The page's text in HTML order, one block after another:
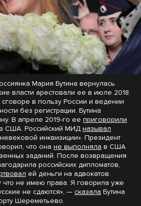
Мария Бутина вернулась
власти арестовали ее в июле 2018
в пользу России и ведении
без регистрации. Бутина
В апреле 2019-го ее приговорили
США. Российский МИД называл
инквизиции». Президент
что она не выполняла в США
заданий. После возвращения
российских дипломатов,
ей деньги на адвокатов.
что не имею права. Я говорила уже
не сдаются», — сказала Бутина
Шереметьево.